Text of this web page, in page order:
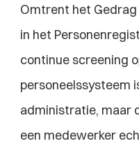
Omtrent het Gedrag
in het
continue screening
personeelssysteem
administratie, maar
een medewerker